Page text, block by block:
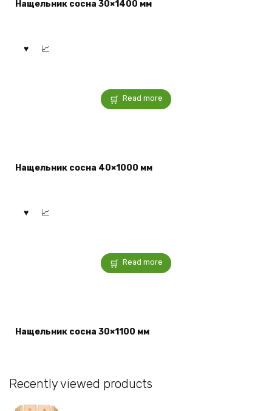
Нащельник сосна 30×1400 мм
Read more
Нащельник сосна 40×1000 мм
Read more
Нащельник сосна 30×1100 мм
Recently viewed products